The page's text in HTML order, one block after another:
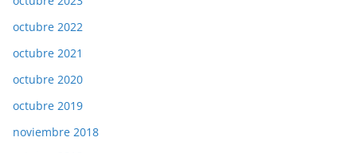
octubre 2022
octubre 2021
octubre 2020
octubre 2019
noviembre 2018